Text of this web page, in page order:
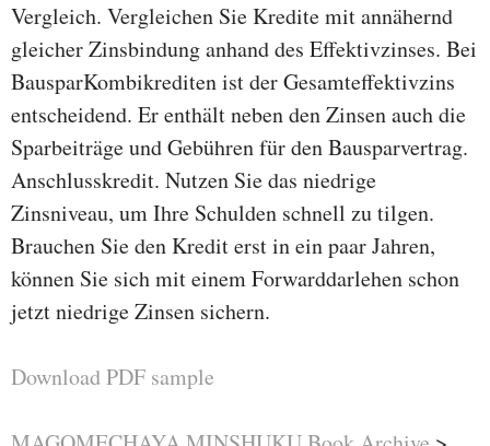
Vergleich. Vergleichen Sie Kredite mit annähernd
gleicher Zinsbindung anhand des Effektivzinses. Bei
BausparKombikrediten ist der Gesamteffektivzins
entscheidend. Er enthält neben den Zinsen auch die
Sparbeiträge und Gebühren für den Bausparvertrag.
Anschlusskredit. Nutzen Sie das niedrige
Zinsniveau, um Ihre Schulden schnell zu tilgen.
Brauchen Sie den Kredit erst in ein paar Jahren,
können Sie sich mit einem Forwarddarlehen schon
jetzt niedrige Zinsen sichern.
Download PDF sample